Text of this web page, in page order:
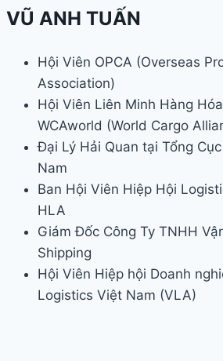
VŨ ANH TUẤN
Hội Viên OPCA (Overseas
Association)
Hội Viên Liên Minh Hàng
WCAworld (World Cargo
Đại Lý Hải Quan tại Tổng
Nam
Ban Hội Viên Hiệp Hội
HLA
Giám Đốc Công Ty TNHH
Shipping
Hội Viên Hiệp hội Doanh
Logistics Việt Nam (VLA)